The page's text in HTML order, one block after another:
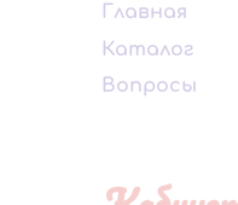
Главная
Каталог
Вопросы